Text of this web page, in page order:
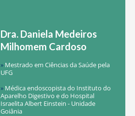
Dra. Daniela Medeiros
Milhomem Cardoso
» Mestrado em Ciências da Saúde pela
UFG
» Médica endoscopista do Instituto do
Aparelho Digestivo e do Hospital
Israelita Albert Einstein - Unidade
Goiânia